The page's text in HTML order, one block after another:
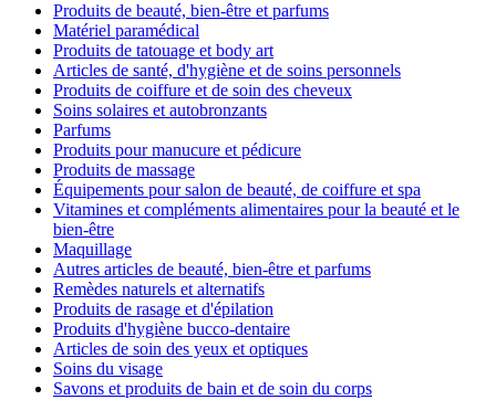
Produits de beauté, bien-être et parfums
Matériel paramédical
Produits de tatouage et body art
Articles de santé, d'hygiène et de soins personnels
Produits de coiffure et de soin des cheveux
Soins solaires et autobronzants
Parfums
Produits pour manucure et pédicure
Produits de massage
Équipements pour salon de beauté, de coiffure et spa
Vitamines et compléments alimentaires pour la beauté et le
bien-être
Maquillage
Autres articles de beauté, bien-être et parfums
Remèdes naturels et alternatifs
Produits de rasage et d'épilation
Produits d'hygiène bucco-dentaire
Articles de soin des yeux et optiques
Soins du visage
Savons et produits de bain et de soin du corps